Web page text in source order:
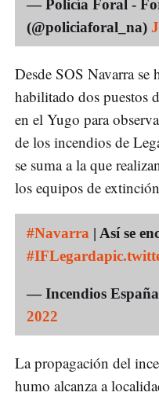
— Policía Foral -
(@policiaforal_na)
Desde SOS Navarra se
habilitado dos puestos
en el Yugo para
de los incendios de
se suma a la que
los equipos de
#Navarra | Así se
#IFLegarda
— Incendios
2022
La propagación del
humo alcanza a